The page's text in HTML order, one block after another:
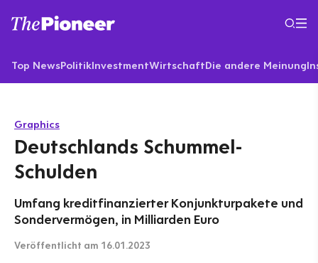
Top NewsPolitikInvestmentWirtschaftDie andere Meinung
Graphics
Deutschlands Schummel-
Schulden
Umfang kreditfinanzierter Konjunkturpakete und
Sondervermögen, in Milliarden Euro
Veröffentlicht am 16.01.2023